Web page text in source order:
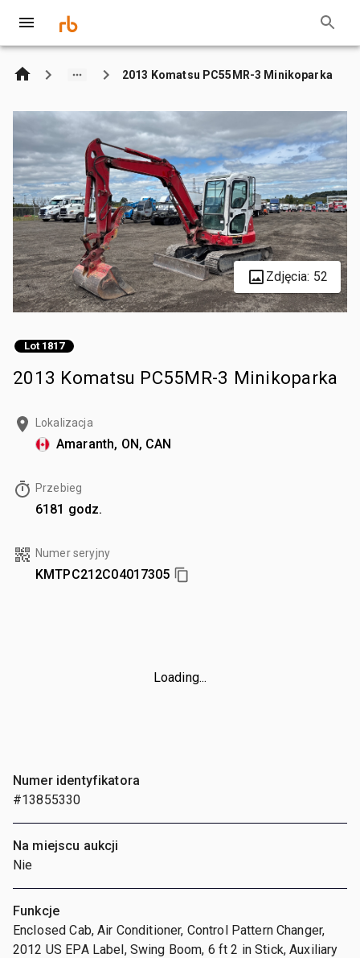
2013 Komatsu PC55MR-3 Minikoparka
Zdjęcia: 52
Lot 1817
2013 Komatsu PC55MR-3 Minikoparka
Lokalizacja
Amaranth, ON, CAN
Przebieg
6181 godz.
Numer seryjny
KMTPC212C04017305
Loading...
Numer identyfikatora
#13855330
Na miejscu aukcji
Nie
Funkcje
Enclosed Cab, Air Conditioner, Control Pattern Changer,
2012 US EPA Label, Swing Boom, 6 ft 2 in Stick, Auxiliary